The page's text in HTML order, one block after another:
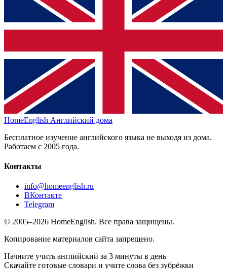
HomeEnglish Английский дома
Бесплатное изучение английского языка не выходя из дома.
Работаем с 2005 года.
Контакты
info@homeenglish.ru
ВКонтакте
Telegram
© 2005–2026 HomeEnglish. Все права защищены.
Копирование материалов сайта запрещено.
Начните учить английский за 3 минуты в день
Скачайте готовые словари и учите слова без зубрёжки